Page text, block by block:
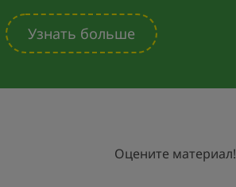
Узнать больше
Оцените материал!